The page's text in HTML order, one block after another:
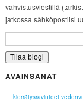
vahvistusviestillä
jatkossa sähköpostiisi
AVAINSANAT
kierrätysravinteet